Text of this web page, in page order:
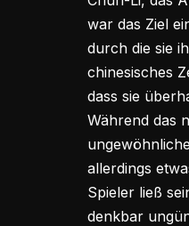
war das Ziel
durch die sie
chinesisches
dass sie
Während das
allerdings
Spieler ließ
denkbar